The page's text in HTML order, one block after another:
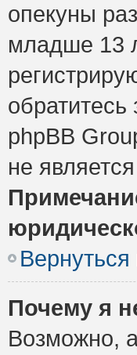
опекуны
младше 13
phpBB
не
Вернуться
Почему я
Возможно,